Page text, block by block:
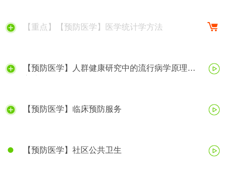
【重点】【预防医学】医学统计学方法
【预防医学】人群健康研究中的流行病学原理与
【预防医学】临床预防服务
【预防医学】社区公共卫生